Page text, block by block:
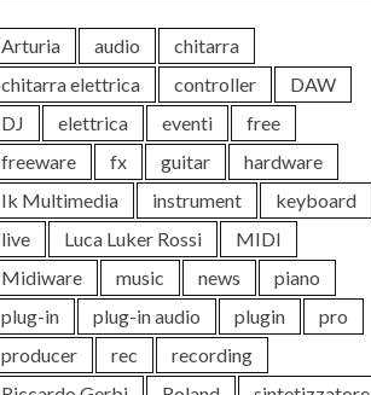
Arturia audio
chitarra
chitarra elettrica
controller
DAW
DJ
elettrica eventi
free
freeware
fx guitar
hardware
Ik Multimedia
instrument
keyboard
live
Luca Luker Rossi
MIDI
Midiware
music news
piano
plug-in
plug-in audio plugin
pro
producer
rec
recording